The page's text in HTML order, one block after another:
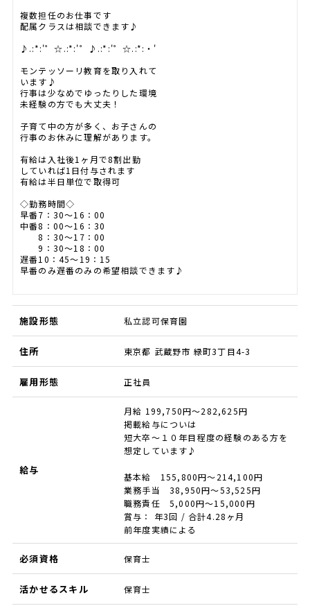
複数担任のお仕事です
配属クラスは相談できます♪
♪.:*:'゜☆.:*:'゜♪.:*:'゜☆.:*:・'
モンテッソーリ教育を取り入れて
います♪
行事は少なめでゆったりした環境
未経験の方でも大丈夫！
子育て中の方が多く、お子さんの
行事のお休みに理解があります。
有給は入社後1ヶ月で8割出勤
していれば1日付与されます
有給は半日単位で取得可
◇勤務時間◇
早番7：30～16：00
中番8：00～16：30
8：30～17：00
9：30～18：00
遅番10：45～19：15
早番のみ遅番のみの希望相談できます♪
施設形態 私立認可保育園
住所 東京都 武蔵野市 緑町3丁目4-3
雇用形態 正社員
給与
月給 199,750円～282,625円
掲載給与についは
短大卒～１０年目程度の経験のある方を
想定しています♪
基本給 155,800円～214,100円
業務手当 38,950円～53,525円
職務責任 5,000円～15,000円
賞与： 年3回 / 合計4.28ヶ月
前年度実績による
必須資格 保育士
活かせるスキル 保育士